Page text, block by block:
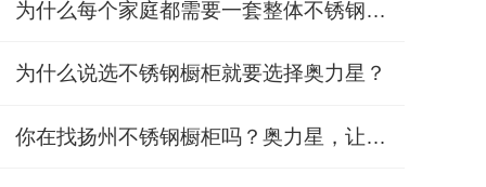
为什么每个家庭都需要一套整体不锈钢橱柜?
为什么说选不锈钢橱柜就要选择奥力星？
你在找扬州不锈钢橱柜吗？奥力星，让家人更放心